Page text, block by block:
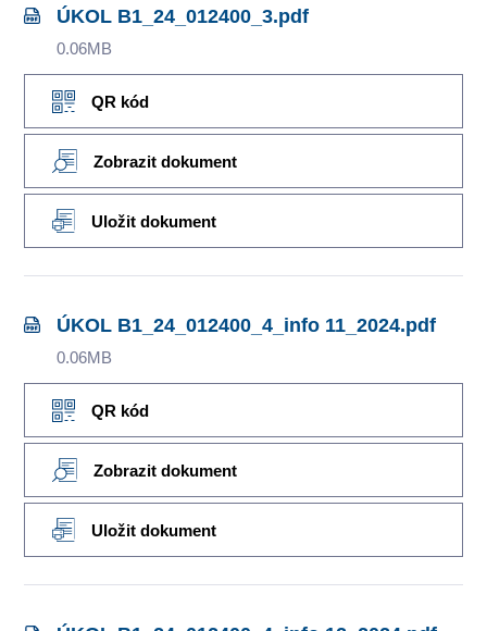
ÚKOL B1_24_012400_3.pdf
0.06MB
QR kód
Zobrazit dokument
Uložit dokument
ÚKOL B1_24_012400_4_info 11_2024.pdf
0.06MB
QR kód
Zobrazit dokument
Uložit dokument